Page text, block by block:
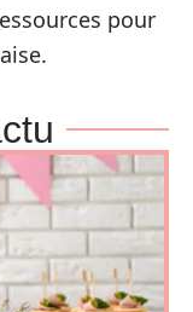
pour